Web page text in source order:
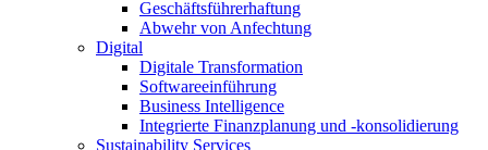
Geschäftsführerhaftung
Abwehr von Anfechtung
Digital
Digitale Transformation
Softwareeinführung
Business Intelligence
Integrierte Finanzplanung und -konsolidierung
Sustainability Services